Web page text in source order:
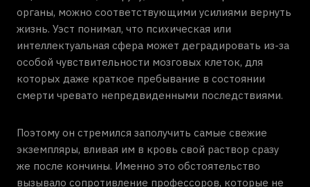
органы, можно соответствующими усилиями вернуть
жизнь. Уэст понимал, что психическая или
интеллектуальная сфера может деградировать из-за
особой чувствительности мозговых клеток, для
которых даже краткое пребывание в состоянии
смерти чревато непредвиденными последствиями.
Поэтому он стремился заполучить самые свежие
экземпляры, вливая им в кровь свой раствор сразу
же после кончины. Именно это обстоятельство
вызывало сопротивление профессоров, которые не